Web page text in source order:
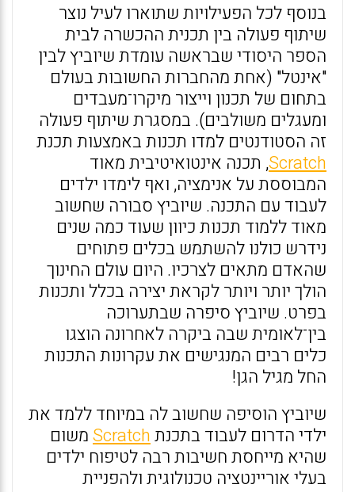
בנוסף לכל הפעילויות שתוארו לעיל נוצר
שיתוף פעולה בין תכנית ההכשרה לבית
הספר היסודי שבראשה עומדת שיוביץ לבין
"אינטל" (אחת מהחברות החשובות בעולם
בתחום של תכנון וייצור מיקרו־מעבדים
ומעגלים משולבים). במסגרת שיתוף פעולה
זה הסטודנטים למדו תכנות באמצעות תכנת
Scratch, תכנה אינטואיטיבית מאוד
המבוססת על אנימציה, ואף לימדו ילדים
לעבוד עם התכנה. שיוביץ סבורה שחשוב
מאוד ללמוד תכנות כיוון שעוד כמה שנים
נידרש כולנו להשתמש בכלים פתוחים
שהאדם מתאים לצרכיו. היום עולם החינוך
הולך יותר ויותר לקראת יצירה בכלל ותכנות
בפרט. שיוביץ סיפרה שבתערוכה
בין־לאומית שבה ביקרה לאחרונה הוצגו
כלים רבים המנגישים את עקרונות התכנות
החל מגיל הגן!
שיוביץ הוסיפה שחשוב לה במיוחד ללמד את
ילדי הדרום לעבוד בתכנתScratchמשום
שהיא מייחסת חשיבות רבה לטיפוח ילדים
בעלי אוריינטציה טכנולוגית ולהפניית